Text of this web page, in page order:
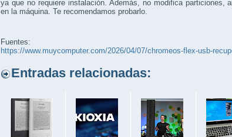
ya que no requiere instalación. Además, no modifica
en la máquina. Te recomendamos probarlo.
Fuentes:
https://www.muycomputer.com/2026/04/07/chromeos-flex-usb-
Entradas relacionadas: